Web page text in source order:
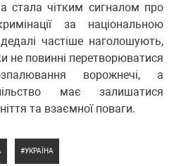
стала чітким сигналом про
за національною
частіше наголошують,
не повинні перетворюватися
ворожнечі, а
має залишатися
та взаємної поваги.
УКРАЇНА